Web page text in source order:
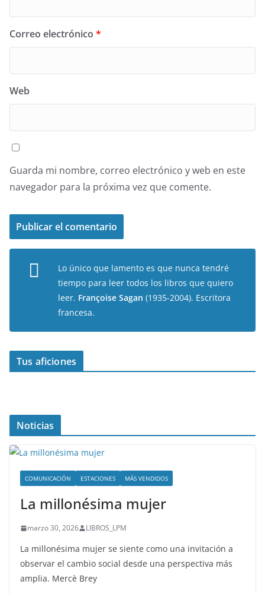
Correo electrónico *
Web
Guarda mi nombre, correo electrónico y web en este
navegador para la próxima vez que comente.
Lo único que lamento es que nunca tendré
tiempo para leer todos los libros que quiero
leer. Françoise Sagan (1935-2004). Escritora
francesa.
Tus aficiones
Noticias
COMUNICACIÓN ESTACIONES MÁS VENDIDOS
La millonésima mujer
marzo 30, 2026 LIBROS_LPM
La millonésima mujer se siente como una invitación a
observar el cambio social desde una perspectiva más
amplia. Mercè Brey